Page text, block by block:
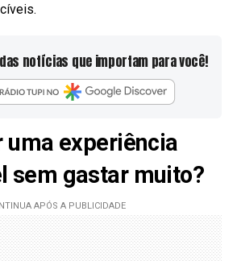
notícias que importam para você!
uma experiência
sem gastar muito?